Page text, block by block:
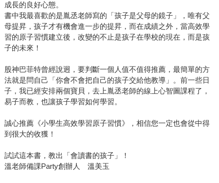
成長的良好心態。
書中我最喜歡的是胤丞老師寫的「孩子是父母的鏡子」，唯有父
母提昇，孩子才有機會進一步的提昇，而在成績之外，當高效學
習的原子習慣建立後，改變的不止是孩子在學校的現在，而是孩
子的未來！
股神巴菲特曾經說迥，要判斷一個人值不值得推薦，最簡單的方
法就是問自己「你會不會把自己的孩子交給他教導」。前一些日
子，我已經安排兩個寶貝，去上胤丞老師的線上心智圖課程了，
易子而教，也讓孩子學習如何學習。
誠心推薦《小學生高效學習原子習慣》，相信您一定也會從中得
到很大的收獲！
試試這本書，教出「會讀書的孩子」！
溫老師備課Party創辦人 溫美玉